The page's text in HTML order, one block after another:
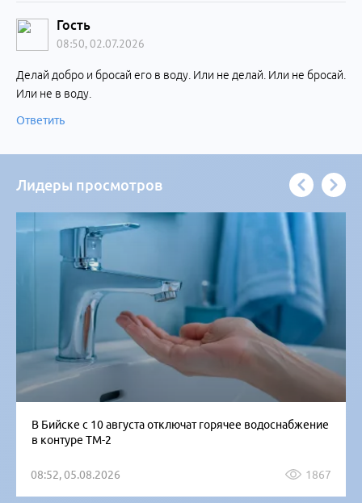
Гость
08:50, 02.07.2026
Делай добро и бросай его в воду. Или не делай. Или не бросай.
Или не в воду.
Ответить
Лидеры просмотров
В Бийске с 10 августа отключат горячее водоснабжение
в контуре ТМ-2
08:52, 05.08.2026 1867